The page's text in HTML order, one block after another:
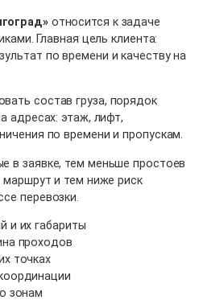
относится к задаче
Главная цель клиента:
по времени и качеству на
состав груза, порядок
адресах: этаж, лифт,
по времени и пропускам.
в заявке, тем меньше простоев
маршрут и тем ниже риск
перевозки.
и их габариты
проходов
точках
зонам